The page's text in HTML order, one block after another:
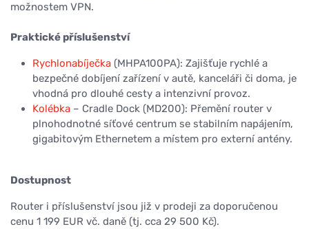
možnostem VPN.
Praktické příslušenství
Rychlonabíječka (MHPA100PA): Zajišťuje rychlé a
bezpečné dobíjení zařízení v autě, kanceláři či doma, je
vhodná pro dlouhé cesty a intenzivní provoz.
Kolébka – Cradle Dock (MD200): Přemění router v
plnohodnotné síťové centrum se stabilním napájením,
gigabitovým Ethernetem a místem pro externí antény.
Dostupnost
Router i příslušenství jsou již v prodeji za doporučenou
cenu 1 199 EUR vč. daně (tj. cca 29 500 Kč).